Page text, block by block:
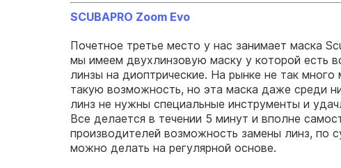
SCUBAPRO Zoom Evo
Почетное третье место у нас занимает маска
мы имеем двухлинзовую маску у которой есть
линзы на диоптрические. На рынке не так
такую возможность, но эта маска даже среди
линз не нужны специальные инструменты и
Все делается в течении 5 минут и вполне
производителей возможность замены линз, по
можно делать на регулярной основе.